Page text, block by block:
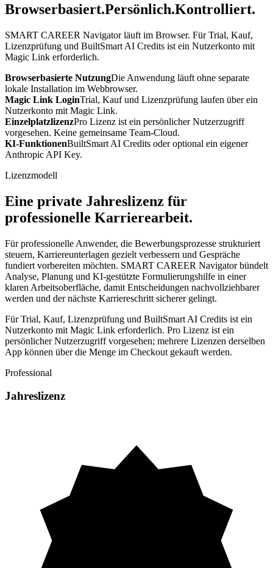
Browserbasiert.Persönlich.Kontrolliert.
SMART CAREER Navigator läuft im Browser. Für Trial, Kauf,
Lizenzprüfung und BuiltSmart AI Credits ist ein Nutzerkonto mit
Magic Link erforderlich.
Browserbasierte NutzungDie Anwendung läuft ohne separate
lokale Installation im Webbrowser.
Magic Link LoginTrial, Kauf und Lizenzprüfung laufen über ein
Nutzerkonto mit Magic Link.
EinzelplatzlizenzPro Lizenz ist ein persönlicher Nutzerzugriff
vorgesehen. Keine gemeinsame Team-Cloud.
KI-FunktionenBuiltSmart AI Credits oder optional ein eigener
Anthropic API Key.
Lizenzmodell
Eine private Jahreslizenz für
professionelle Karrierearbeit.
Für professionelle Anwender, die Bewerbungsprozesse strukturiert
steuern, Karriereunterlagen gezielt verbessern und Gespräche
fundiert vorbereiten möchten. SMART CAREER Navigator bündelt
Analyse, Planung und KI-gestützte Formulierungshilfe in einer
klaren Arbeitsoberfläche, damit Entscheidungen nachvollziehbarer
werden und der nächste Karriereschritt sicherer gelingt.
Für Trial, Kauf, Lizenzprüfung und BuiltSmart AI Credits ist ein
Nutzerkonto mit Magic Link erforderlich. Pro Lizenz ist ein
persönlicher Nutzerzugriff vorgesehen; mehrere Lizenzen derselben
App können über die Menge im Checkout gekauft werden.
Professional
Jahreslizenz